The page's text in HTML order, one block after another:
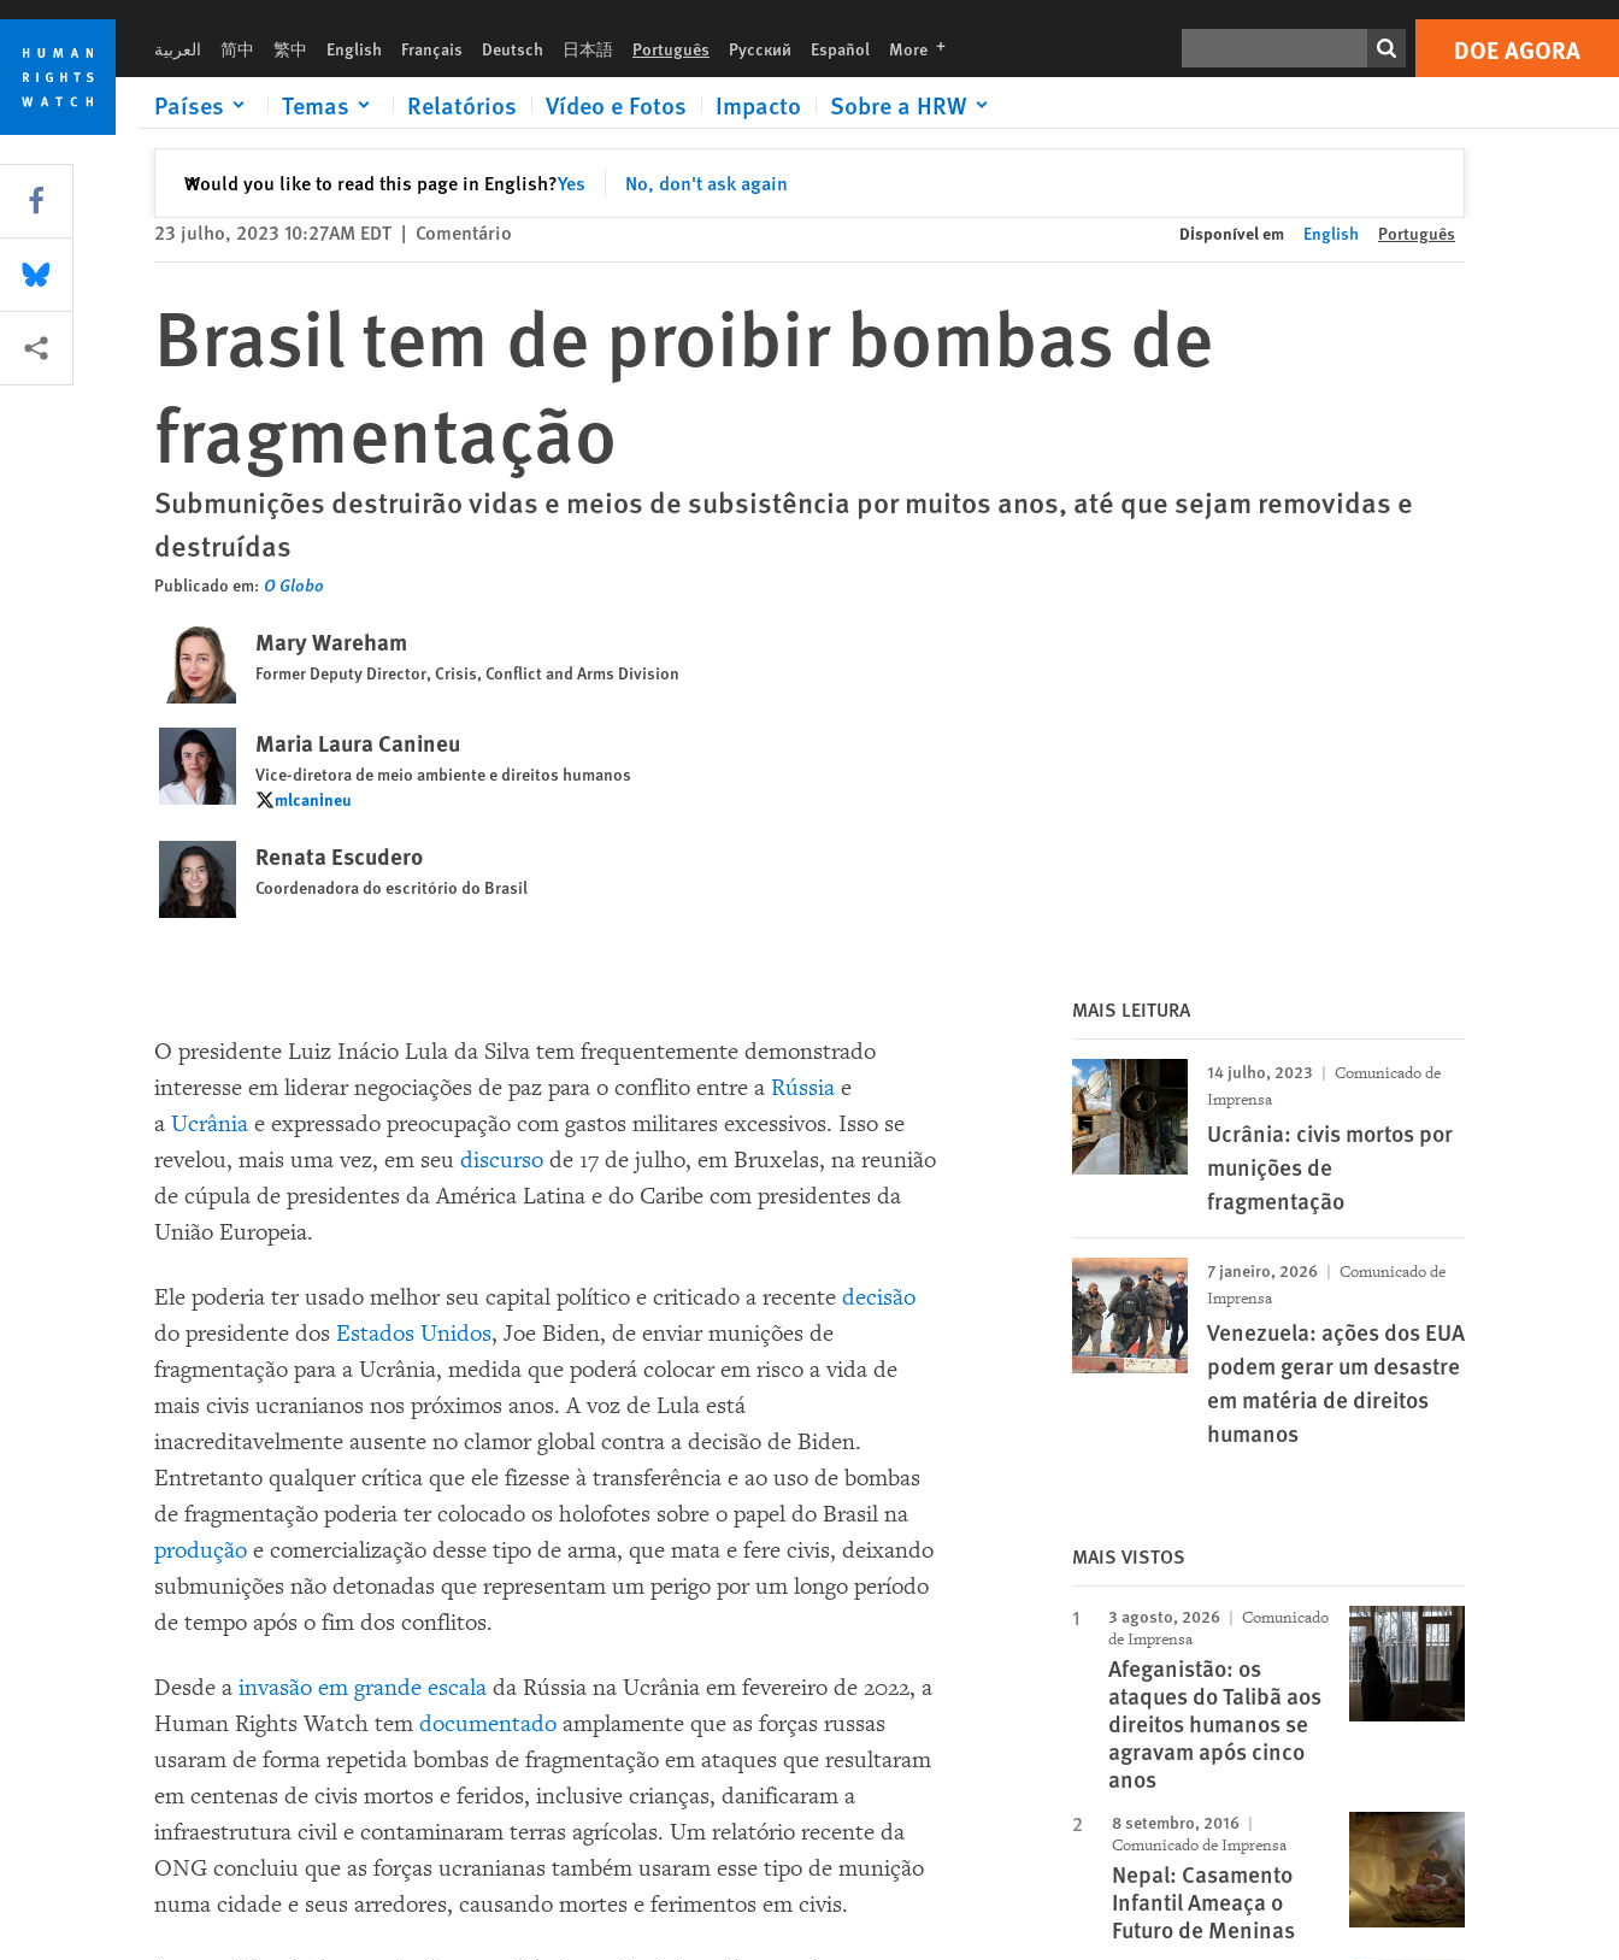
Skip
cookie
privacy
notice
Skip
main
content
العربية 简中 繁中 English Français Deutsch 日本語 Português Русский Español More languages DOE AGORA
Países Temas Relatórios Vídeo e Fotos Impacto Sobre a HRW
Would you like to read this page in English?Yes No, don't ask again
✕Fechar
Print DOE AGORA
23 julho, 2023 10:27AM EDT | Comentário Disponível em English Português
Brasil tem de proibir bombas de
fragmentação
Submunições destruirão vidas e meios de subsistência por muitos anos, até que sejam removidas e
destruídas
Publicado em: O Globo
Mary Wareham
Former Deputy Director, Crisis, Conflict and Arms Division
Maria Laura Canineu
Vice-diretora de meio ambiente e direitos humanos
mlcanineu
mlcanineu
Renata Escudero
Coordenadora do escritório do Brasil
O presidente Luiz Inácio Lula da Silva tem frequentemente demonstrado
interesse em liderar negociações de paz para o conflito entre a Rússia e
a Ucrânia e expressado preocupação com gastos militares excessivos. Isso se
revelou, mais uma vez, em seu discurso de 17 de julho, em Bruxelas, na reunião
de cúpula de presidentes da América Latina e do Caribe com presidentes da
União Europeia.
Ele poderia ter usado melhor seu capital político e criticado a recente decisão
do presidente dos Estados Unidos, Joe Biden, de enviar munições de
fragmentação para a Ucrânia, medida que poderá colocar em risco a vida de
mais civis ucranianos nos próximos anos. A voz de Lula está
inacreditavelmente ausente no clamor global contra a decisão de Biden.
Entretanto qualquer crítica que ele fizesse à transferência e ao uso de bombas
de fragmentação poderia ter colocado os holofotes sobre o papel do Brasil na
produção e comercialização desse tipo de arma, que mata e fere civis, deixando
submunições não detonadas que representam um perigo por um longo período
de tempo após o fim dos conflitos.
Desde a invasão em grande escala da Rússia na Ucrânia em fevereiro de 2022, a
Human Rights Watch tem documentado amplamente que as forças russas
usaram de forma repetida bombas de fragmentação em ataques que resultaram
em centenas de civis mortos e feridos, inclusive crianças, danificaram a
infraestrutura civil e contaminaram terras agrícolas. Um relatório recente da
ONG concluiu que as forças ucranianas também usaram esse tipo de munição
numa cidade e seus arredores, causando mortes e ferimentos em civis.
MAIS LEITURA
14 julho, 2023
Comunicado de
Imprensa
Ucrânia: civis mortos por
munições de
fragmentação
7 janeiro, 2026
Comunicado de
Imprensa
Venezuela: ações dos EUA
podem gerar um desastre
em matéria de direitos
humanos
MAIS VISTOS
3 agosto, 2026
Comunicado
de Imprensa
Afeganistão: os
ataques do Talibã aos
direitos humanos se
agravam após cinco
anos
8 setembro, 2016
Comunicado de Imprensa
Nepal: Casamento
Infantil Ameaça o
Futuro de Meninas
Share this via Facebook
Share this via Bluesky
Share this via Compartilhar